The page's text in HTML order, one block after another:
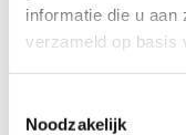
informatie die u aan
verzameld op basis
Noodzakelijk